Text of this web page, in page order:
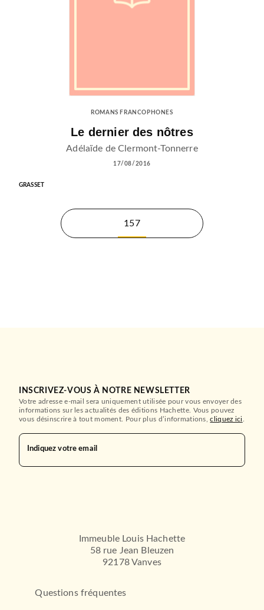
ROMANS FRANCOPHONES
Le dernier des nôtres
Adélaïde de Clermont-Tonnerre
17/08/2016
GRASSET
157
INSCRIVEZ-VOUS À NOTRE NEWSLETTER
Votre adresse e-mail sera uniquement utilisée pour vous envoyer des
informations sur les actualités des éditions Hachette. Vous pouvez
vous désinscrire à tout moment. Pour plus d’informations,cliquez ici
Indiquez votre email
Immeuble Louis Hachette
58 rue Jean Bleuzen
92178 Vanves
Questions fréquentes